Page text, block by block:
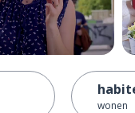
wonen